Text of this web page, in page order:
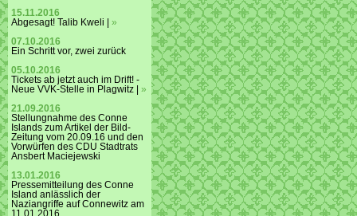
15.11.2016
Abgesagt! Talib Kweli | »
07.10.2016
Ein Schritt vor, zwei zurück
05.10.2016
Tickets ab jetzt auch im Drift! -
Neue VVK-Stelle in Plagwitz | »
21.09.2016
Stellungnahme des Conne
Islands zum Artikel der Bild-
Zeitung vom 20.09.16 und den
Vorwürfen des CDU Stadtrats
Ansbert Maciejewski
13.01.2016
Pressemitteilung des Conne
Island anlässlich der
Naziangriffe auf Connewitz am
11.01.2016